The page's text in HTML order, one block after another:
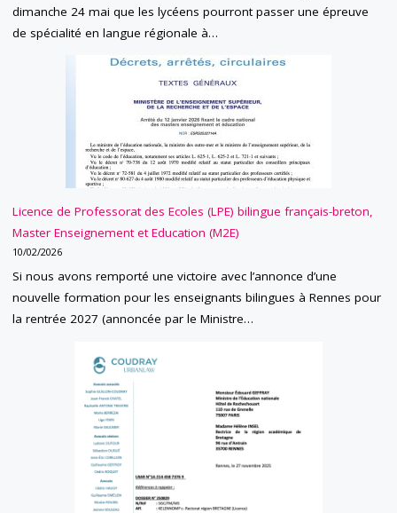
dimanche 24 mai que les lycéens pourront passer une épreuve
de spécialité en langue régionale à…
Licence de Professorat des Ecoles (LPE) bilingue français-breton,
Master Enseignement et Education (M2E)
10/02/2026
Si nous avons remporté une victoire avec l’annonce d’une
nouvelle formation pour les enseignants bilingues à Rennes pour
la rentrée 2027 (annoncée par le Ministre…